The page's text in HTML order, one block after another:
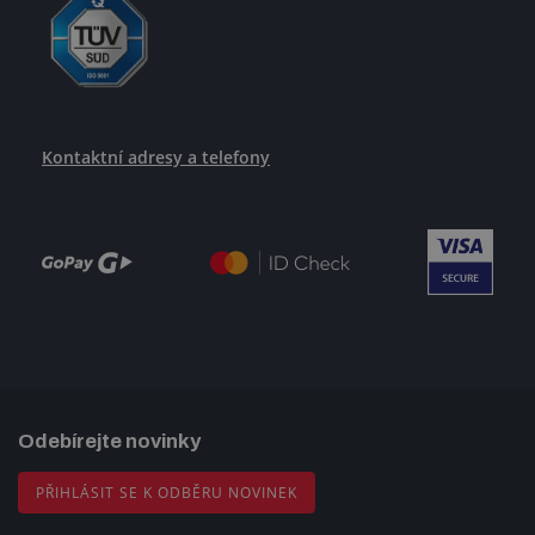
Kontaktní adresy a telefony
Odebírejte novinky
PŘIHLÁSIT SE K ODBĚRU NOVINEK